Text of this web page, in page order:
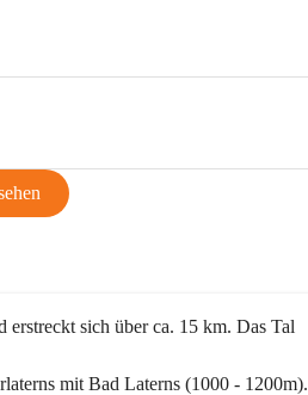
erstreckt sich über ca. 15 km. Das Tal
mit Bad Laterns (1000 - 1200m).